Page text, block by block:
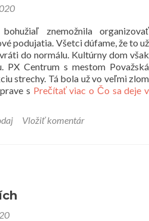
znemožnila organizovať
podujatia. Všetci dúfame, že to už
do normálu. Kultúrny dom však
PX Centrum s mestom Považská
strechy. Tá bola už vo veľmi zlom
s Prečítať viac o Čo sa deje v
Vložiť komentár